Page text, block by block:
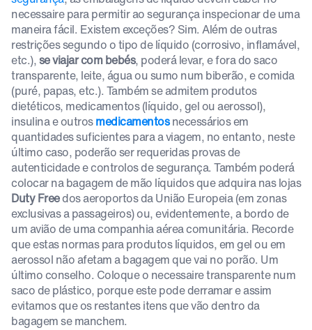
necessaire para permitir ao segurança inspecionar de uma
maneira fácil. Existem exceções? Sim. Além de outras
restrições segundo o tipo de líquido (corrosivo, inflamável,
etc.),se viajar com bebés, poderá levar, e fora do saco
transparente, leite, água ou sumo num biberão, e comida
(puré, papas, etc.). Também se admitem produtos
dietéticos, medicamentos (líquido, gel ou aerossol),
insulina e outrosmedicamentosnecessários em
quantidades suficientes para a viagem, no entanto, neste
último caso, poderão ser requeridas provas de
autenticidade e controlos de segurança. Também poderá
colocar na bagagem de mão líquidos que adquira nas lojas
Duty Freedos aeroportos da União Europeia (em zonas
exclusivas a passageiros) ou, evidentemente, a bordo de
um avião de uma companhia aérea comunitária. Recorde
que estas normas para produtos líquidos, em gel ou em
aerossol não afetam a bagagem que vai no porão. Um
último conselho. Coloque o necessaire transparente num
saco de plástico, porque este pode derramar e assim
evitamos que os restantes itens que vão dentro da
bagagem se manchem.